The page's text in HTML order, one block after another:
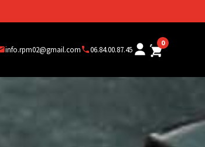
info.rpm02@gmail.com 06.84.00.87.45
0